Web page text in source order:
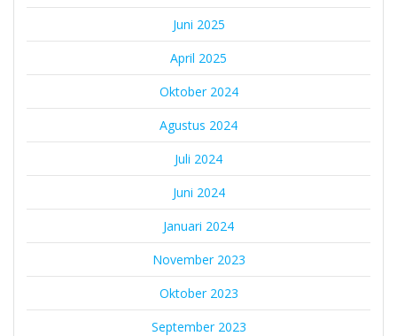
Juni 2025
April 2025
Oktober 2024
Agustus 2024
Juli 2024
Juni 2024
Januari 2024
November 2023
Oktober 2023
September 2023